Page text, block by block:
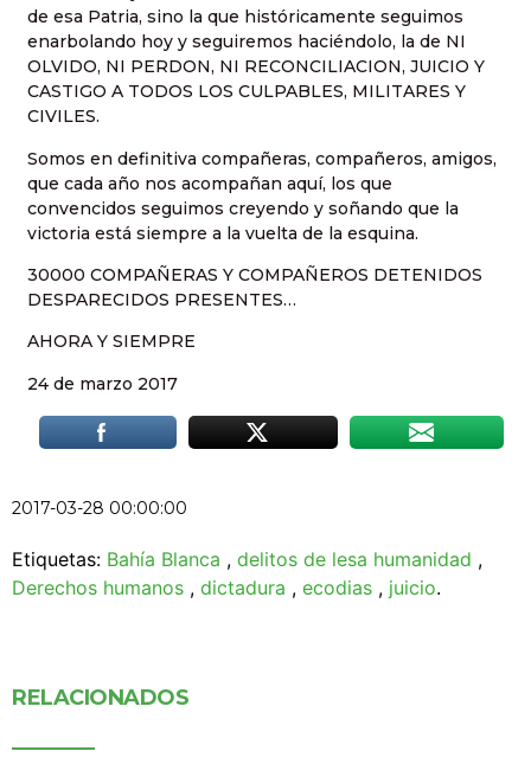
de esa Patria, sino la que históricamente seguimos
enarbolando hoy y seguiremos haciéndolo, la de NI
OLVIDO, NI PERDON, NI RECONCILIACION, JUICIO Y
CASTIGO A TODOS LOS CULPABLES, MILITARES Y
CIVILES.
Somos en definitiva compañeras, compañeros, amigos,
que cada año nos acompañan aquí, los que
convencidos seguimos creyendo y soñando que la
victoria está siempre a la vuelta de la esquina.
30000 COMPAÑERAS Y COMPAÑEROS DETENIDOS
DESPARECIDOS PRESENTES…
AHORA Y SIEMPRE
24 de marzo 2017
2017-03-28 00:00:00
Etiquetas: Bahía Blanca , delitos de lesa humanidad ,
Derechos humanos , dictadura , ecodias , juicio.
RELACIONADOS